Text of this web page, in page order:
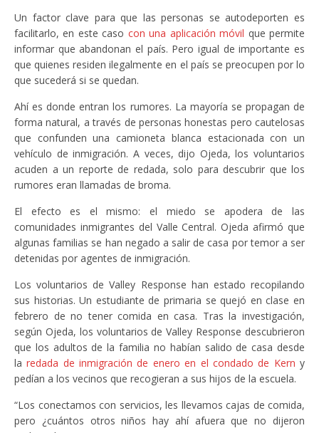
Un factor clave para que las personas se autodeporten es
facilitarlo, en este caso con una aplicación móvil que permite
informar que abandonan el país. Pero igual de importante es
que quienes residen ilegalmente en el país se preocupen por lo
que sucederá si se quedan.
Ahí es donde entran los rumores. La mayoría se propagan de
forma natural, a través de personas honestas pero cautelosas
que confunden una camioneta blanca estacionada con un
vehículo de inmigración. A veces, dijo Ojeda, los voluntarios
acuden a un reporte de redada, solo para descubrir que los
rumores eran llamadas de broma.
El efecto es el mismo: el miedo se apodera de las
comunidades inmigrantes del Valle Central. Ojeda afirmó que
algunas familias se han negado a salir de casa por temor a ser
detenidas por agentes de inmigración.
Los voluntarios de Valley Response han estado recopilando
sus historias. Un estudiante de primaria se quejó en clase en
febrero de no tener comida en casa. Tras la investigación,
según Ojeda, los voluntarios de Valley Response descubrieron
que los adultos de la familia no habían salido de casa desde
laredada de inmigración de enero en el condado de Kern y
pedían a los vecinos que recogieran a sus hijos de la escuela.
“Los conectamos con servicios, les llevamos cajas de comida,
pero ¿cuántos otros niños hay ahí afuera que no dijeron